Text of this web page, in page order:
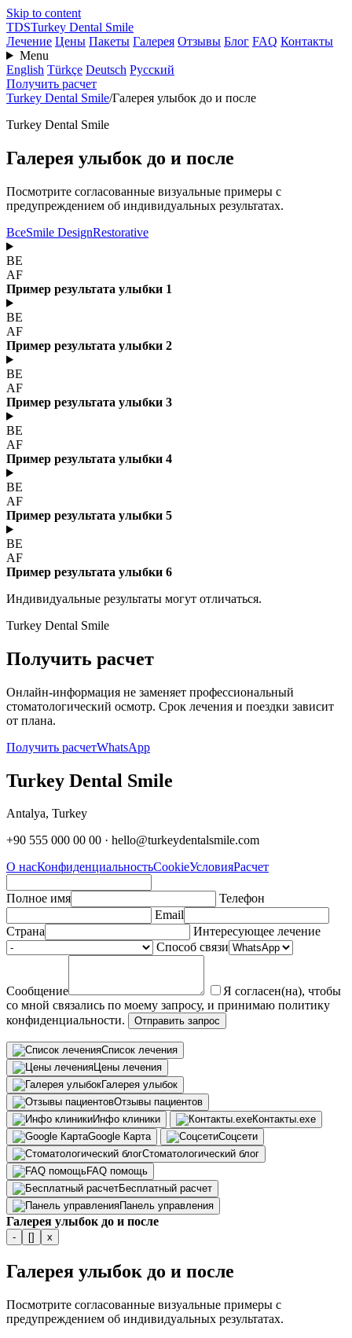
Skip to content
TDSTurkey Dental Smile
Лечение Цены Пакеты Галерея Отзывы Блог FAQ Контакты
Menu
English Türkçe Deutsch Русский
Получить расчет
Turkey Dental Smile/Галерея улыбок до и после
Turkey Dental Smile
Галерея улыбок до и после
Посмотрите согласованные визуальные примеры с
предупреждением об индивидуальных результатах.
ВсеSmile DesignRestorative
BE
AF
Пример результата улыбки 1
BE
AF
Пример результата улыбки 2
BE
AF
Пример результата улыбки 3
BE
AF
Пример результата улыбки 4
BE
AF
Пример результата улыбки 5
BE
AF
Пример результата улыбки 6
Индивидуальные результаты могут отличаться.
Turkey Dental Smile
Получить расчет
Онлайн-информация не заменяет профессиональный
стоматологический осмотр. Срок лечения и поездки зависит
от плана.
Получить расчетWhatsApp
Turkey Dental Smile
Antalya, Turkey
+90 555 000 00 00 · hello@turkeydentalsmile.com
О насКонфиденциальностьCookieУсловияРасчет
Полное имя
Телефон
Email
Страна
Интересующее лечение
Способ связи
Сообщение
Я согласен(на), чтобы
со мной связались по моему запросу, и принимаю политику
конфиденциальности.
Отправить запрос
Список лечения
Цены лечения
Галерея улыбок
Отзывы пациентов
Инфо клиники
Контакты.exe
Google Карта
Соцсети
Стоматологический блог
FAQ помощь
Бесплатный расчет
Панель управления
Галерея улыбок до и после
- [] x
Галерея улыбок до и после
Посмотрите согласованные визуальные примеры с
предупреждением об индивидуальных результатах.